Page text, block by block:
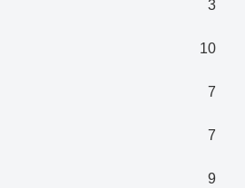
3
10
7
7
9